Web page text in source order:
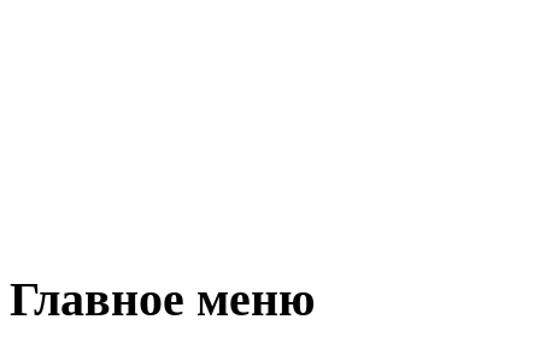
Главное меню